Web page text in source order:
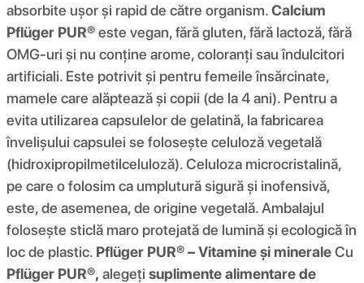
absorbite ușor și rapid de către organism.Calcium
Pflüger PUR®este vegan, fără gluten, fără lactoză, fără
OMG-uri și nu conține arome, coloranți sau îndulcitori
artificiali. Este potrivit și pentru femeile însărcinate,
mamele care alăptează și copii (de la 4 ani). Pentru a
evita utilizarea capsulelor de gelatină, la fabricarea
învelișului capsulei se folosește celuloză vegetală
(hidroxipropilmetilceluloză). Celuloza microcristalină,
pe care o folosim ca umplutură sigură și inofensivă,
este, de asemenea, de origine vegetală. Ambalajul
folosește sticlă maro protejată de lumină și ecologică în
loc de plastic. Pflüger PUR® – Vitamine și mineraleCu
Pflüger PUR®, alegeți suplimente alimentare de